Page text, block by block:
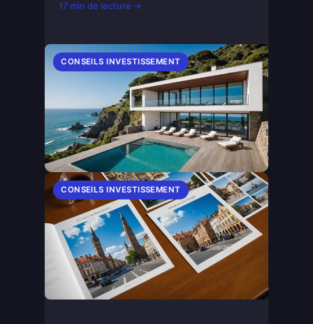
CONSEILS INVESTISSEMENT
17 min de lecture →
CONSEILS INVESTISSEMENT